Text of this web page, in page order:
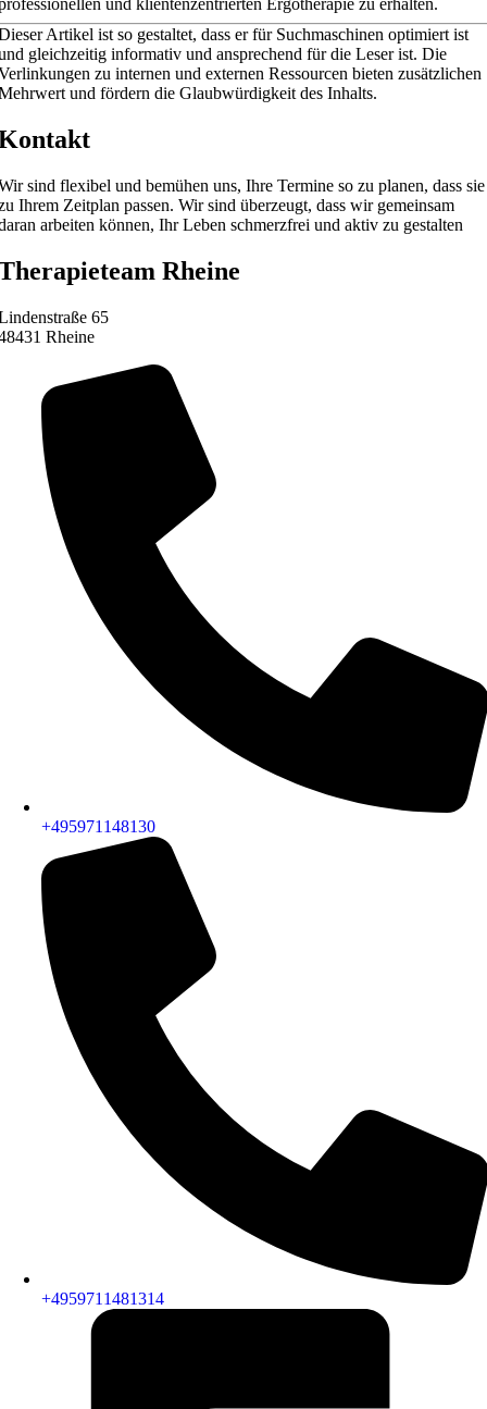
und klientenzentrierten Ergotherapie zu erhalten.
Artikel ist so gestaltet, dass er für Suchmaschinen optimiert ist
gleichzeitig informativ und ansprechend für die Leser ist. Die
zu internen und externen Ressourcen bieten zusätzlichen
und fördern die Glaubwürdigkeit des Inhalts.
sind flexibel und bemühen uns, Ihre Termine so zu planen, dass sie
Ihrem Zeitplan passen. Wir sind überzeugt, dass wir gemeinsam
arbeiten können, Ihr Leben schmerzfrei und aktiv zu gestalten
Rheine
65
Rheine
+495971148130
+4959711481314